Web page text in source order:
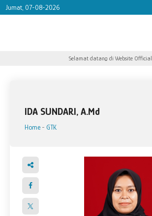
Jumat, 07-08-2026
Selamat datang di Website Official
IDA SUNDARI, A.Md
Home - GTK